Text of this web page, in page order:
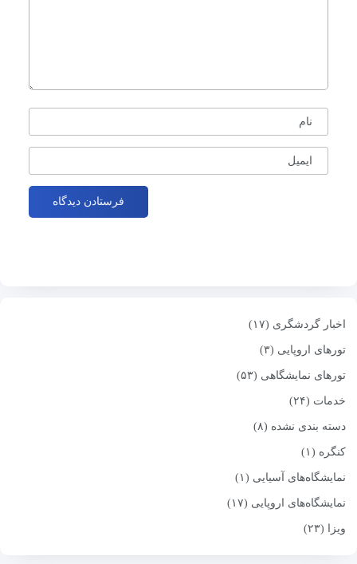
نام
ایمیل
اخبار گردشگری (۱۷)
تورهای اروپایی (۳)
تورهای نمایشگاهی (۵۳)
خدمات (۲۴)
دسته بندی نشده (۸)
کنگره (۱)
نمایشگاه‌های آسیایی (۱)
نمایشگاه‌های اروپایی (۱۷)
ویزا (۲۳)